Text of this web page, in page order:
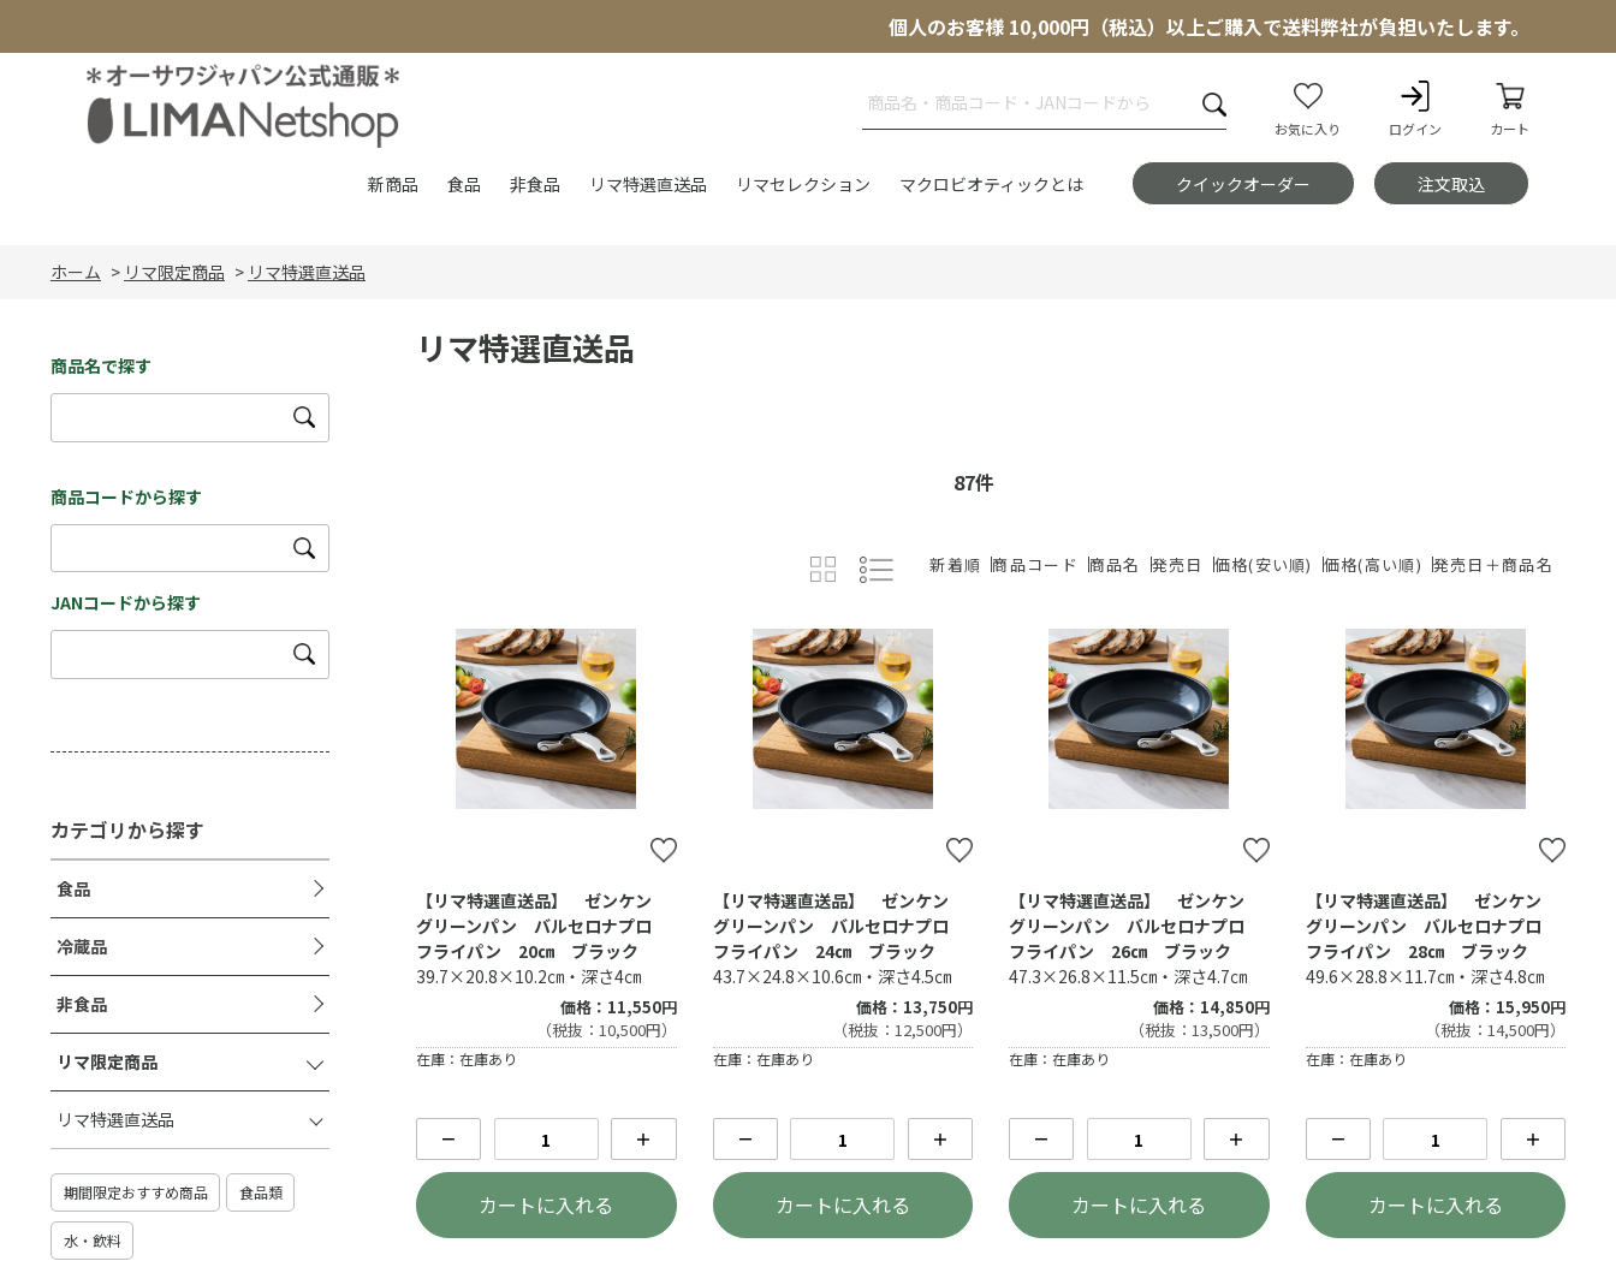
個人のお客様 10,000円（税込）以上ご購入で送料弊社が負担いたします。
お気に入り ログイン カート
新商品 食品 非食品 リマ特選直送品 リマセレクション マクロビオティックとは クイックオーダー 注文取込
ホーム > リマ限定商品 > リマ特選直送品
商品名で探す
商品コードから探す
JANコードから探す
カテゴリから探す
食品
冷蔵品
非食品
リマ限定商品
リマ特選直送品
期間限定おすすめ商品 食品類
水・飲料
リマ特選直送品
新着順 商品コード 商品名 発売日 価格(安い順) 価格(高い順) 発売日＋商品名
87件
【リマ特選直送品】 ゼンケン
グリーンパン バルセロナプロ
フライパン 20㎝ ブラック
39.7×20.8×10.2㎝・深さ4㎝
価格：11,550円
（税抜：10,500円）
在庫：在庫あり
－ ＋
カートに入れる
【リマ特選直送品】 ゼンケン
グリーンパン バルセロナプロ
フライパン 24㎝ ブラック
43.7×24.8×10.6㎝・深さ4.5㎝
価格：13,750円
（税抜：12,500円）
在庫：在庫あり
－ ＋
カートに入れる
【リマ特選直送品】 ゼンケン
グリーンパン バルセロナプロ
フライパン 26㎝ ブラック
47.3×26.8×11.5㎝・深さ4.7㎝
価格：14,850円
（税抜：13,500円）
在庫：在庫あり
－ ＋
カートに入れる
【リマ特選直送品】 ゼンケン
グリーンパン バルセロナプロ
フライパン 28㎝ ブラック
49.6×28.8×11.7㎝・深さ4.8㎝
価格：15,950円
（税抜：14,500円）
在庫：在庫あり
－ ＋
カートに入れる